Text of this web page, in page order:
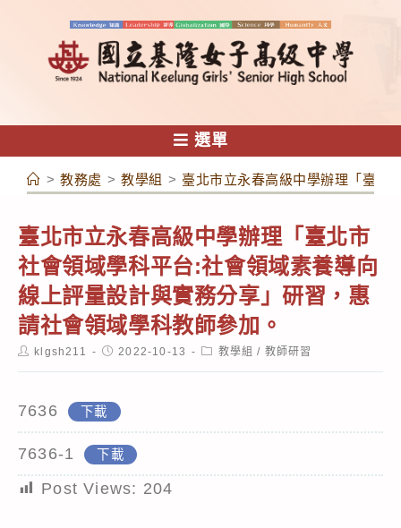
容
選單
> 教務處 > 教學組 > 臺北市立永春高級中學辦理「臺北
臺北市立永春高級中學辦理「臺北市
社會領域學科平台:社會領域素養導向
線上評量設計與實務分享」研習，惠
請社會領域學科教師參加。
Postklgsh211
Post2022-10-13
Post教學組 / 教師研習
7636 下載
7636-1 下載
Post Views: 204